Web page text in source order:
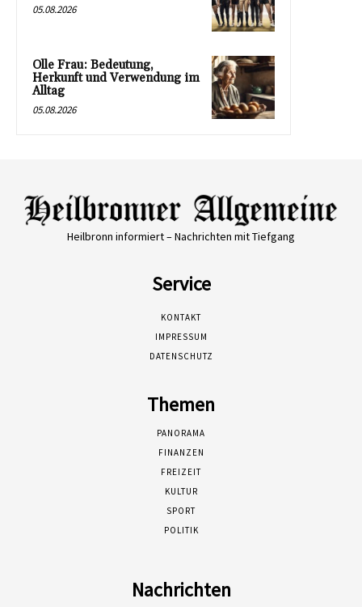
05.08.2026
Olle Frau: Bedeutung,
Herkunft und Verwendung im
Alltag
05.08.2026
Heilbronn informiert – Nachrichten mit Tiefgang
Service
KONTAKT
IMPRESSUM
DATENSCHUTZ
Themen
PANORAMA
FINANZEN
FREIZEIT
KULTUR
SPORT
POLITIK
Nachrichten